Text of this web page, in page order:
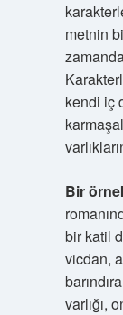
metnin
kendi iç
Bir
bir katil
vicdan,
varlığı,